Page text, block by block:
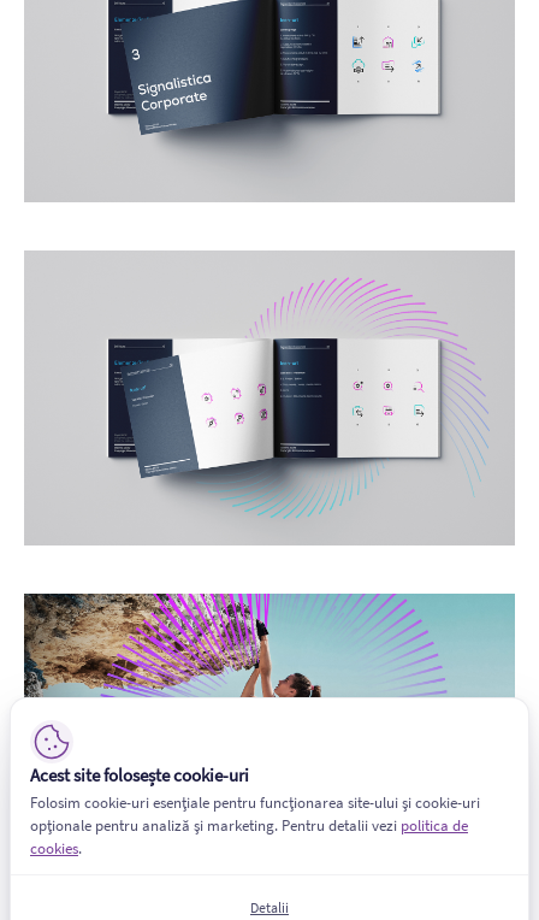
Acest site folosește cookie-uri
Folosim cookie-uri esențiale pentru funcționarea site-ului și cookie-uri
opționale pentru analiză și marketing. Pentru detalii vezi politica de
cookies.
Detalii